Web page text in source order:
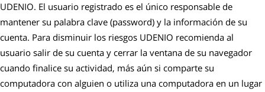
UDENIO. El usuario registrado es el único responsable de
mantener su palabra clave (password) y la información de su
cuenta. Para disminuir los riesgos UDENIO recomienda al
usuario salir de su cuenta y cerrar la ventana de su navegador
cuando finalice su actividad, más aún si comparte su
computadora con alguien o utiliza una computadora en un lugar